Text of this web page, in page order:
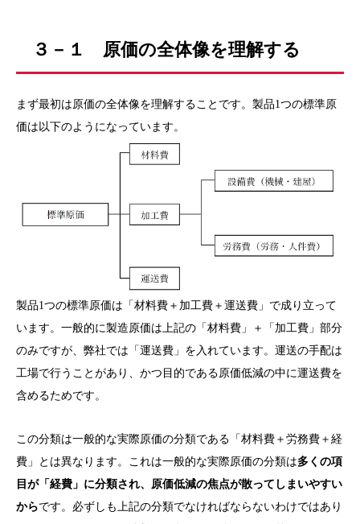
３－１ 原価の全体像を理解する
まず最初は原価の全体像を理解することです。製品1つの標準原
価は以下のようになっています。
製品1つの標準原価は「材料費＋加工費＋運送費」で成り立って
います。一般的に製造原価は上記の「材料費」＋「加工費」部分
のみですが、弊社では「運送費」を入れています。運送の手配は
工場で行うことがあり、かつ目的である原価低減の中に運送費を
含めるためです。
この分類は一般的な実際原価の分類である「材料費＋労務費＋経
費」とは異なります。これは一般的な実際原価の分類は多くの項
目が「経費」に分類され、原価低減の焦点が散ってしまいやすい
からです。必ずしも上記の分類でなければならないわけではあり